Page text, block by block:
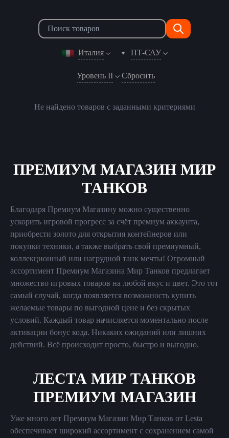
Италия ПТ-САУ
Уровень II Сбросить
Не найдено товаров с заданными критериями
ПРЕМИУМ МАГАЗИН МИР
ТАНКОВ
Благодаря Премиум Магазину можно существенно
ускорить игровой прогресс за счёт премиум аккаунта,
приобрести золото для открытия контейнеров или
покупки техники, а также выбрать свой премиумный,
коллекционный или нагрудной танк мечты! Огромный
ассортимент Премиум Магазина Мир Танков предлагает
множество игровых товаров на любой вкус и цвет. Это тот
самый случай, когда появляется возможность купить
желаемые товары по выгодной цене и без скрытых
условий. Каждый товар начисляется моментально после
активации бонус кода. Никаких ожиданий или лишних
действий. Всё происходит просто, быстро и выгодно.
ЛЕСТА МИР ТАНКОВ
ПРЕМИУМ МАГАЗИН
Уже много лет Премиум Магазин Мир Танков от Lesta
обеспечивает широкий ассортимент с сохранением самой